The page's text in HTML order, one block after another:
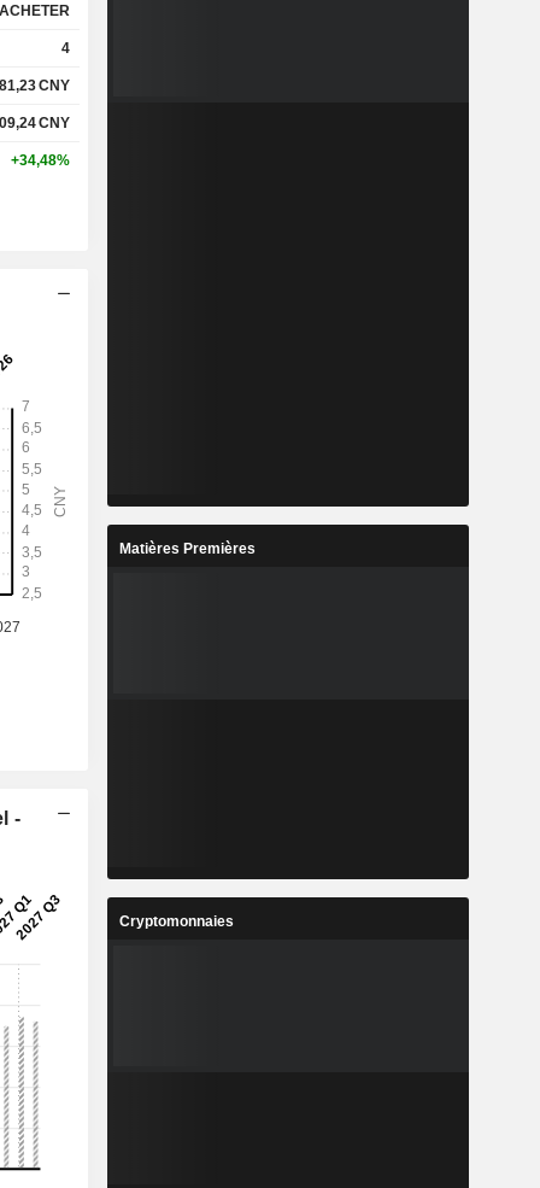
ACHETER
4
81,23CNY
CNY
+34,48%
-
Matières Premières
Cryptomonnaies